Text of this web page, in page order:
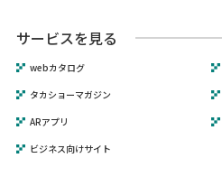
サービスを見る
webカタログ
タカショーマガジン
ARアプリ
ビジネス向けサイト